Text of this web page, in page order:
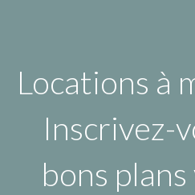
Locations à
Inscrivez-
bons